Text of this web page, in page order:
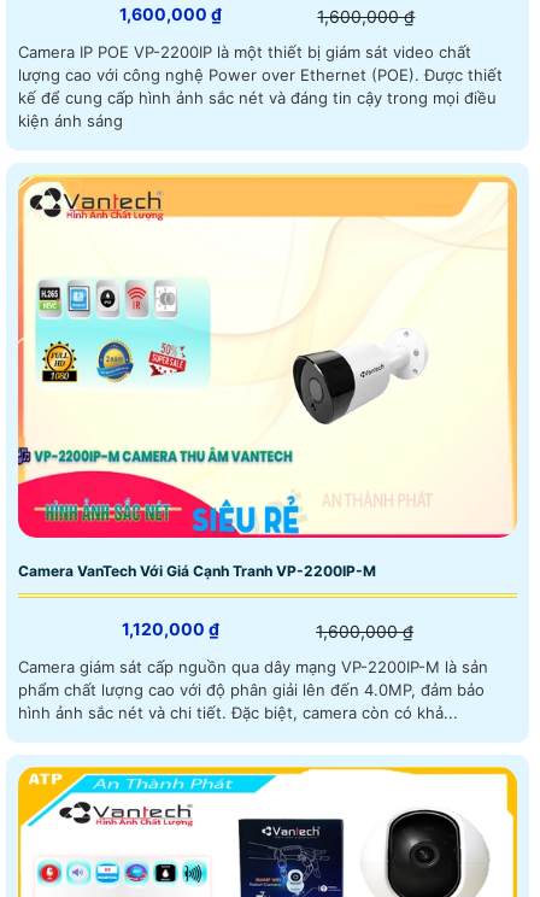
1,600,000 ₫ 1,600,000 ₫
Camera IP POE VP-2200IP là một thiết bị giám sát video chất
lượng cao với công nghệ Power over Ethernet (POE). Được thiết
kế để cung cấp hình ảnh sắc nét và đáng tin cậy trong mọi điều
kiện ánh sáng
Camera VanTech Với Giá Cạnh Tranh VP-2200IP-M
1,120,000 ₫ 1,600,000 ₫
Camera giám sát cấp nguồn qua dây mạng VP-2200IP-M là sản
phẩm chất lượng cao với độ phân giải lên đến 4.0MP, đảm bảo
hình ảnh sắc nét và chi tiết. Đặc biệt, camera còn có khả...